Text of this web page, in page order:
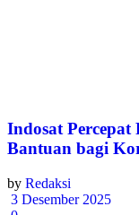
Indosat
Bantuan bagi
by Redaksi
3 Desember 2025